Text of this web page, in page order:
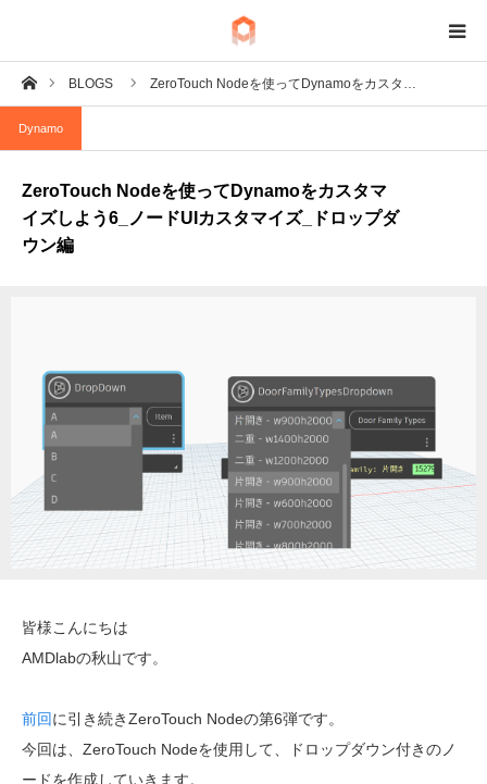
ホームBLOGS ZeroTouch Nodeを使ってDynamoをカスタ…
Dynamo
ZeroTouch Nodeを使ってDynamoをカスタマ
イズしよう6_ノードUIカスタマイズ_ドロップダ
ウン編
皆様こんにちは
AMDlabの秋山です。
前回に引き続きZeroTouch Nodeの第6弾です。
今回は、 ZeroTouch Nodeを使用して、ドロップダウン付きのノ
ードを作成していきます。
BIM
IoT
Fab